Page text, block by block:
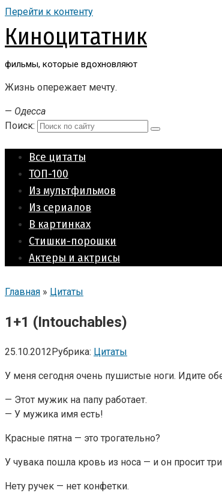
Перейти к контенту
Киноцитатник
фильмы, которые вдохновляют
Жизнь опережает мечту.
— Одесса
Поиск:
Все цитаты
ТОП-100
Из мультфильмов
Из сериалов
В картинках
Стишки-порошки
Актеры и актрисы
Главная » Цитаты
1+1 (Intouchables)
25.10.2012Рубрика: Цитаты
У меня сегодня очень пушистые ноги. Идите
— Этот мужик на папу работает.
— У мужика имя есть!
Красные пятна — это трогательно?
У чувака пошла кровь из носа — и он просит
Нету ручек — нет конфетки.